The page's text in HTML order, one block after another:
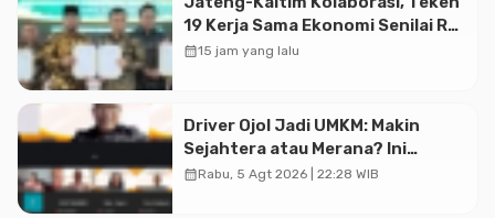
19 Kerja Sama Ekonomi Senilai Rp
20,2 Triliun
calendar_month15 jam yang lalu
Driver Ojol Jadi UMKM: Makin
Sejahtera atau Merana? Ini
Temuan Diskusi Paramadina
calendar_monthRabu, 5 Agt 2026 | 22:28 WIB